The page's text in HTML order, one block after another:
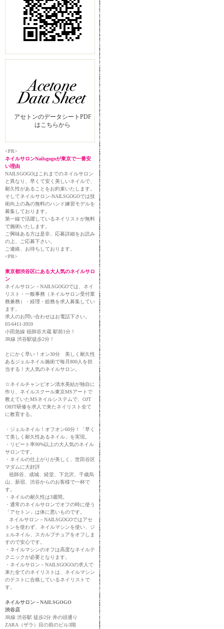
アセトンのデータシートPDF
はこちらから
<PR>
ネイルサロンNailsgogoが東京で一番安
い理由
NAILSGOGOはこれまでのネイルサロン
と異なり、早くて安く美しいネイルで、
耐久性があることをお約束いたします。
そしてネイルサロン-NAILSGOGOでは技
術向上の為の無料のハンド練習モデルを
募集しております。
第一線で活躍しているネイリストが無料
で施術いたします。
ご興味ある方は是非、応募詳細をお読み
の上、ご応募下さい。
ご連絡、お待ちしております。
<PR>
東京都渋谷区にある大人気のネイルサロ
ン
ネイルサロン－NAILSGOGOでは、ネイ
リスト・一般事務（ネイルサロン受付業
務兼務）・経理・総務を求人募集してい
ます。
求人のお問い合わせはお電話下さい。
03-6411-3959
小田急線 祖師谷大蔵 駅前1分！
JR線 渋谷駅徒歩2分！
とにかく早い！オン30分 美しく耐久性
あるジェルネイル施術で毎月800人を担
当する！大人気のネイルサロン。
☆ネイルチャンピオン清水美結が独自に
作り、ネイルスクール東京MSアートで
教えていたMSネイルシステムで、OJT
OffJT研修を求人で来たネイリスト全て
に教育する。
・ジェルネイル！オフオン60分！「早く
て美しく耐久性あるネイル」を実現。
・リピート率90%以上の大人気のネイル
サロンです。
・ネイルの仕上がりが美しく、世田谷区
マダムに大好評
祖師谷、成城、経堂、下北沢、千歳烏
山、新宿、渋谷からのお客様で一杯で
す。
・ネイルの耐久性は3週間。
・通常のネイルサロンでオフの時に使う
「アセトン」は体に悪いものです。
ネイルサロン－NAILSGOGOではアセ
トンを使わず、ネイルマシンを使い、ジ
ェルネイル、スカルプチュアをオフしま
すので安心です。
・ネイルマシンのオフは高度なネイルテ
クニックが必要となります。
・ネイルサロン－NAILSGOGOの求人で
来た全てのネイリストは、ネイルマシン
のテストに合格しているネイリストで
す。
ネイルサロン－NAILSGOGO
渋谷店
JR線 渋谷駅 徒歩2分 井の頭通り
ZARA（ザラ）目の前のビル3階